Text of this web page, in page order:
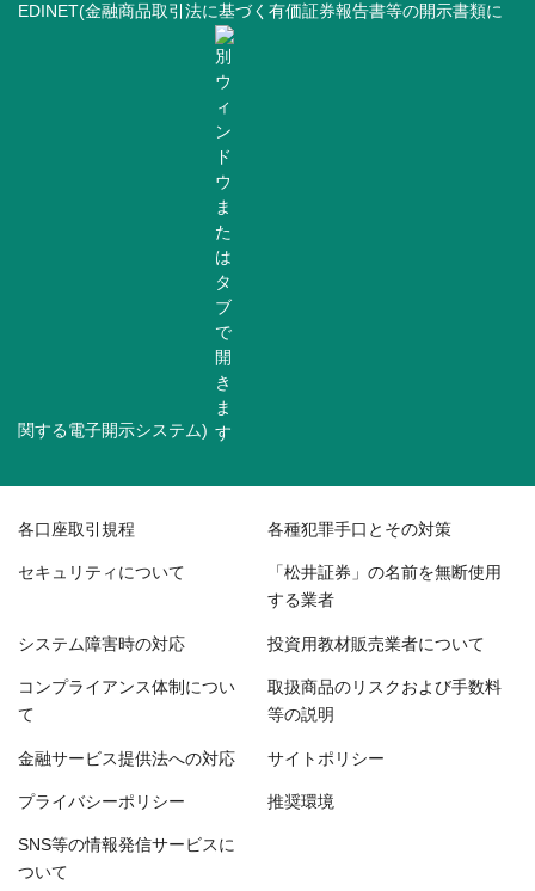
EDINET(金融商品取引法に基づく有価証券報告書等の開示書類に
関する電子開示システム)
各口座取引規程 各種犯罪手口とその対策
セキュリティについて 「松井証券」の名前を無断使用
する業者
システム障害時の対応 投資用教材販売業者について
コンプライアンス体制につい
て
取扱商品のリスクおよび手数料
等の説明
金融サービス提供法への対応 サイトポリシー
プライバシーポリシー 推奨環境
SNS等の情報発信サービスに
ついて